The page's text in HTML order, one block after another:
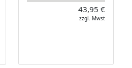
43,95 €
zzgl. Mwst